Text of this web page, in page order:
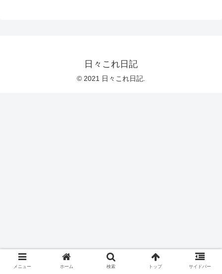
日々これ日記
© 2021 日々これ日記.
メニュー ホーム 検索 トップ サイドバー